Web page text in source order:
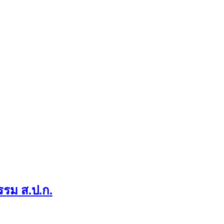
ม ส.ป.ก.